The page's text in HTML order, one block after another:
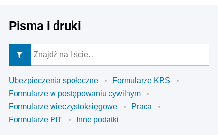
Pisma i druki
Ubezpieczenia społeczne
Formularze KRS
Formularze w postępowaniu cywilnym
Formularze wieczystoksięgowe
Praca
Formularze PIT
Inne podatki